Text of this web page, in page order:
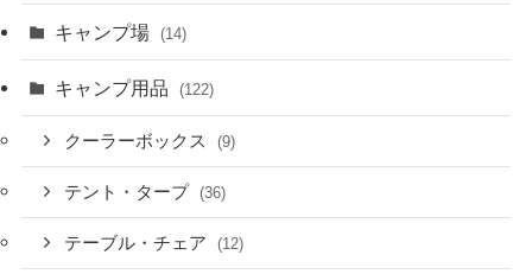
キャンプ場 (14)
キャンプ用品 (122)
クーラーボックス (9)
テント・タープ (36)
テーブル・チェア (12)